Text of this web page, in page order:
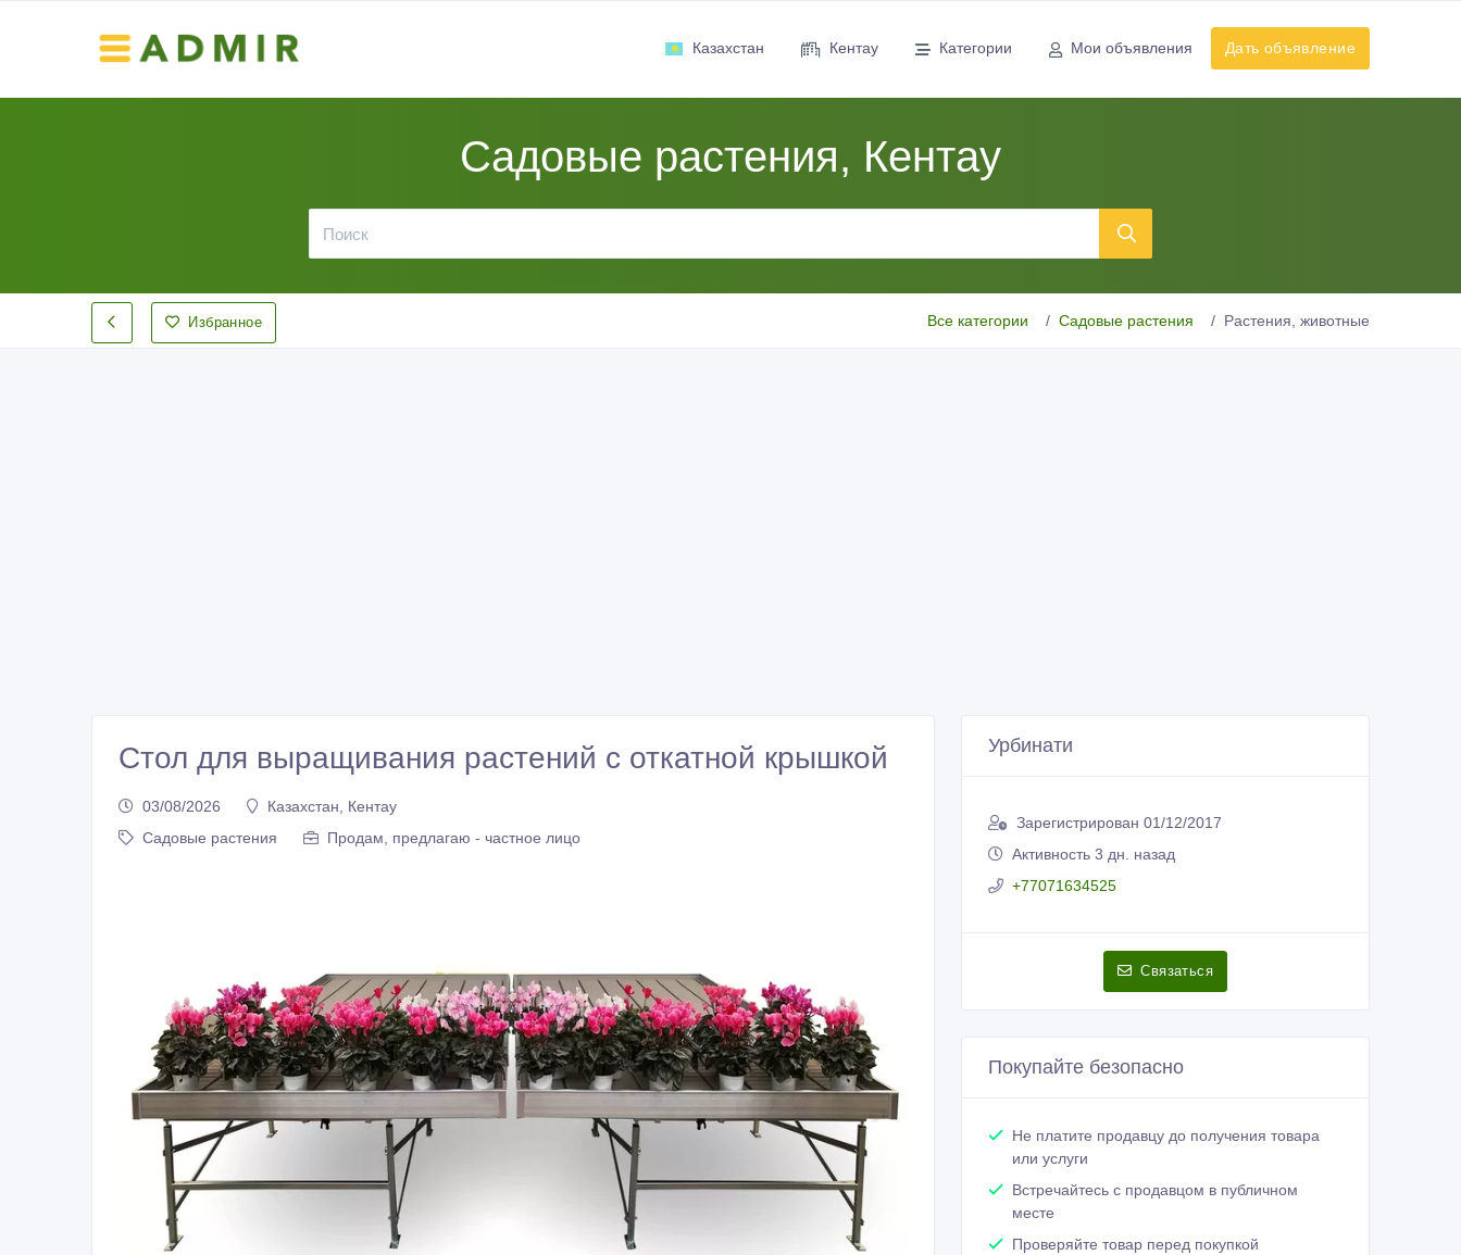
Казахстан Кентау Категории Мои объявления Дать объявление
Садовые растения, Кентау
Избранное Все категории Садовые растения Растения, животные
Стол для выращивания растений с откатной крышкой
03/08/2026
Казахстан, Кентау
Садовые растения
Продам, предлагаю - частное лицо
Урбинати
Зарегистрирован 01/12/2017
Активность 3 дн. назад
+77071634525
Связаться
Покупайте безопасно
Не платите продавцу до получения товара
или услуги
Встречайтесь с продавцом в публичном
месте
Проверяйте товар перед покупкой